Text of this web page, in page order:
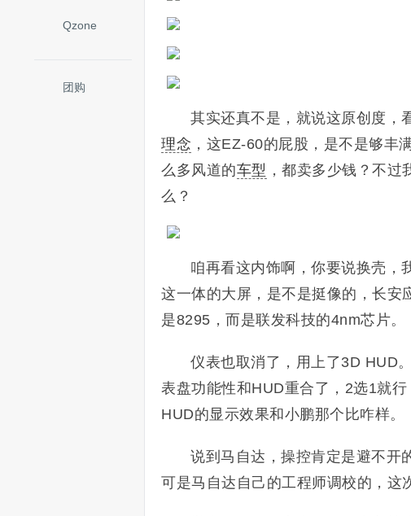
Qzone
团购
其实还真不是，就说这原创度，
理念 ，这EZ-60的屁股，是不是够丰
么多风道的车型 ，都卖多少钱？不
么？
咱再看这内饰啊，你要说换壳，
这一体的大屏，是不是挺像的，长安
是8295，而是联发科技的4nm芯片。
仪表也取消了，用上了3D HUD
表盘功能性和HUD重合了，2选1就
HUD的显示效果和小鹏那个比咋样。
说到马自达，操控肯定是避不开
可是马自达自己的工程师调校的，这